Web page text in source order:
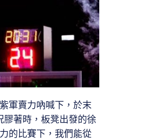
軍賣力吶喊下，於末
膠著時，板凳出發的徐
的比賽下，我們能從